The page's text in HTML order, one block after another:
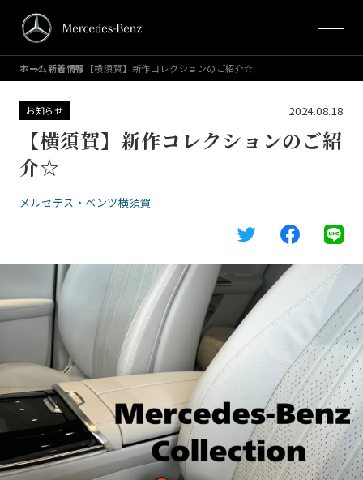
ホーム新着情報 【横須賀】新作コレクションのご紹介☆
お知らせ 2024.08.18
【横須賀】新作コレクションのご紹
介☆
メルセデス・ベンツ横須賀